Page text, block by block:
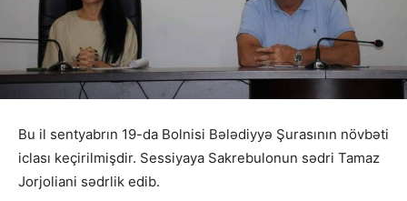
Bu il sentyabrın 19-da Bolnisi Bələdiyyə Şurasının növbəti
iclası keçirilmişdir. Sessiyaya Sakrebulonun sədri Tamaz
Jorjoliani sədrlik edib.